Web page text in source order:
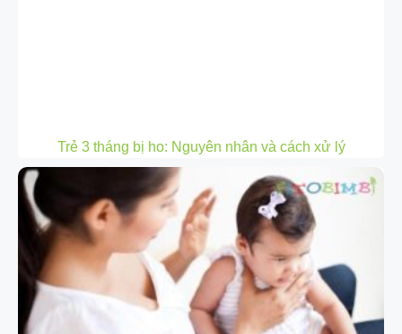
Trẻ 3 tháng bị ho: Nguyên nhân và cách xử lý